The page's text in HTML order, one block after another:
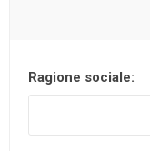
Ragione sociale: